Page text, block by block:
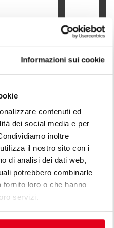
Informazioni sui cookie
contenuti ed
dei social media e per
inoltre
il nostro sito con i
di analisi dei dati web,
potrebbero combinarle
loro o che hanno
servizi.
MEUBLE
LES LIGNES
PLUS
pour répondre aux
polyvalentes dotées de
capacité de production.